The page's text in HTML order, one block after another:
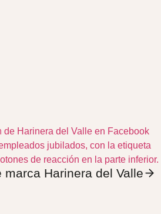
marca Harinera del Valle